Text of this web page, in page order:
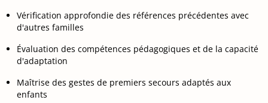
Vérification approfondie des références précédentes avec
d'autres familles
Évaluation des compétences pédagogiques et de la capacité
d'adaptation
Maîtrise des gestes de premiers secours adaptés aux
enfants